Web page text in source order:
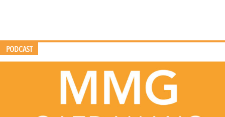
PODCAST